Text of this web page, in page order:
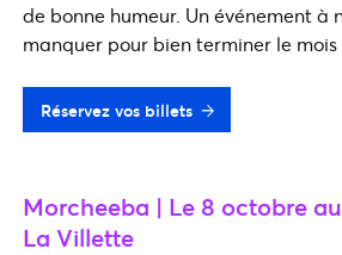
de bonne humeur. Un événement à
manquer pour bien terminer le mois
Réservez vos billets
Morcheeba | Le 8 octobre
La Villette